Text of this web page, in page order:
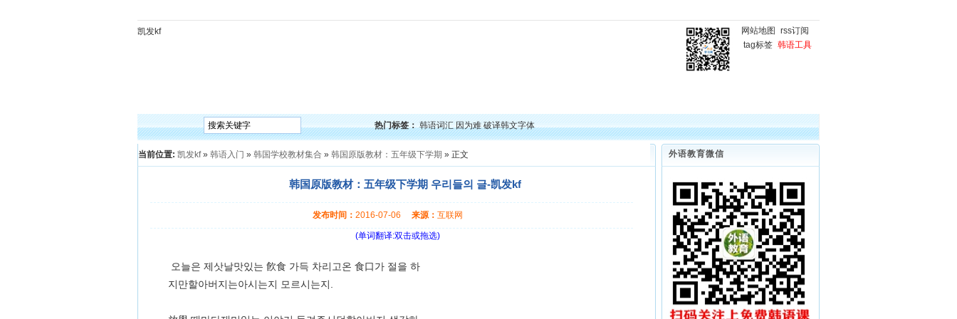
凯发kf 网站地图
rss订阅
tag标签 韩语工具
热门标签： 韩语词汇 因为难 破译韩文字体
当前位置: 凯发kf» 韩语入门 » 韩国学校教材集合 » 韩国原版教材：五年级下学期 » 正文
韩国原版教材：五年级下学期 우리들의 글-凯发kf
发布时间： 2016-07-06 来源： 互联网
(单词翻译:双击或拖选)
오늘은 제삿날맛있는 飮食 가득 차리고온 食口가 절을 하
지만할아버지는아시는지 모르시는지.
外语教育微信